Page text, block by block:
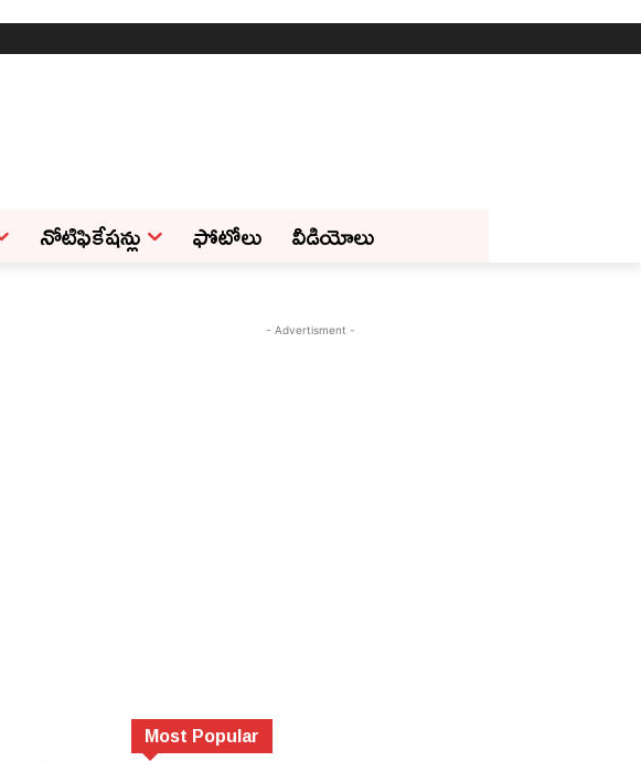
నోటిఫికేషన్లు ఫోటోలు వీడియోలు
- Advertisment -
Most Popular